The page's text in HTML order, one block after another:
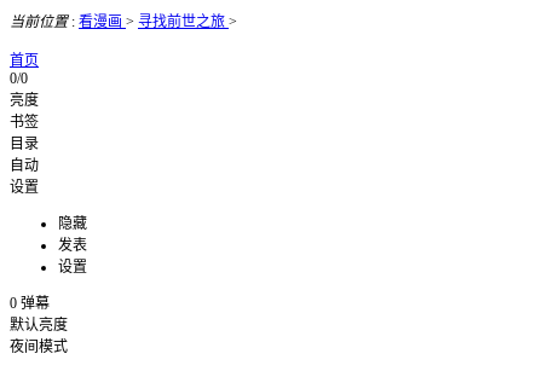
当前位置: 看漫画 > 寻找前世之旅 >
首页
0/0
亮度
书签
目录
自动
设置
隐藏
发表
设置
0 弹幕
默认亮度
夜间模式